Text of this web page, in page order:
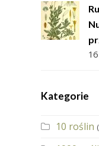
Kategorie
10 roślin